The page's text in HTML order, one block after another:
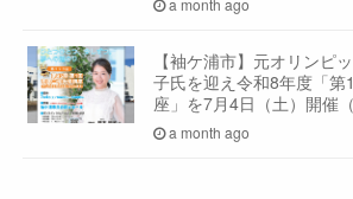
【袖ケ浦市】元オリンピ
子氏を迎え令和8年度「
座」を7月4日（土）開催
a month ago